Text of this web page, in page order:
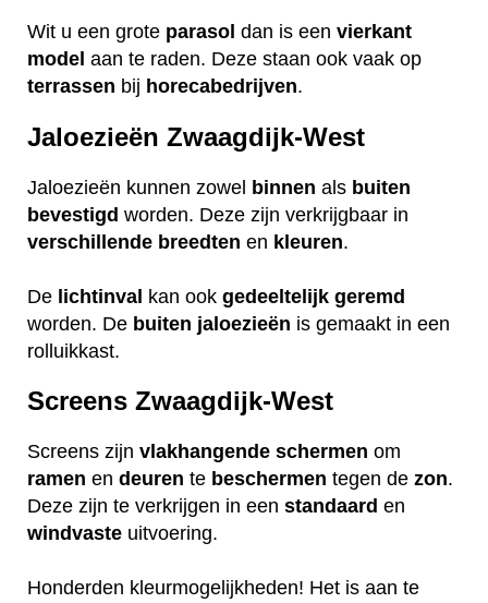
Wit u een grote parasol dan is een vierkant
model aan te raden. Deze staan ook vaak op
terrassen bij horecabedrijven.
Jaloezieën Zwaagdijk-West
Jaloezieën kunnen zowel binnen als buiten
bevestigd worden. Deze zijn verkrijgbaar in
verschillende breedten en kleuren.
De lichtinval kan ook gedeeltelijk geremd
worden. De buiten jaloezieën is gemaakt in een
rolluikkast.
Screens Zwaagdijk-West
Screens zijn vlakhangende schermen om
ramen en deuren te beschermen tegen de zon.
Deze zijn te verkrijgen in een standaard en
windvaste uitvoering.
Honderden kleurmogelijkheden! Het is aan te